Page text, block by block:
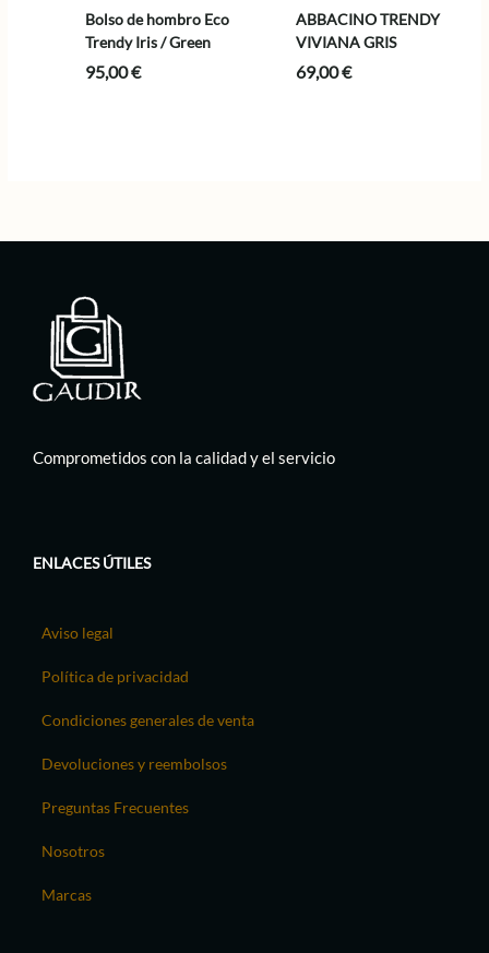
Bolso de hombro Eco
Trendy Iris / Green
95,00€
ABBACINO TRENDY
VIVIANA GRIS
69,00€
Comprometidos con la calidad y el servicio
ENLACES ÚTILES
Aviso legal
Política de privacidad
Condiciones generales de venta
Devoluciones y reembolsos
Preguntas Frecuentes
Nosotros
Marcas